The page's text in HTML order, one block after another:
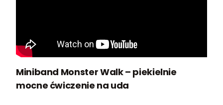
Miniband Monster Walk – piekielnie
mocne ćwiczenie na uda